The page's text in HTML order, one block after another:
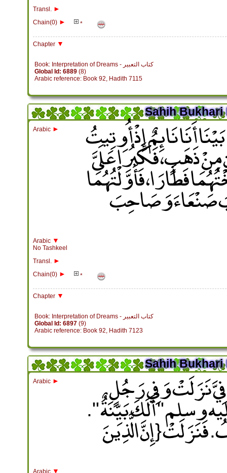
Transl. ►
Chain(0) ► *
Chapter ▼
Book: Interpretation of Dreams - كتاب التعبير
Global Id: 6889(8)
Arabic reference: Book 92, Hadith 7115
Sahih Bukhari
Arabic ► أَنَا نَائِمٌ إِذْ أُوتِيتُ
ذَهَبٍ، فَكَبُرَا عَلَىَّ
فَطَارَا، فَأَوَّلْتُهُمَا
صَنْعَاءَ وَصَاحِبَ
Arabic ▼
No Tashkeel
Transl. ►
Chain(0) ► *
Chapter ▼
Book: Interpretation of Dreams - كتاب التعبير
Global Id: 6897(9)
Arabic reference: Book 92, Hadith 7123
Sahih Bukhari
Arabic ► نَزَلَتْ وَفِي رَجُلٍ
وسلم ‏"‏ أَلَكَ بَيِّنَةٌ ‏"‏‏.‏
فَنَزَلَتْ ‏{‏إِنَّ الَّذِينَ
Arabic ▼